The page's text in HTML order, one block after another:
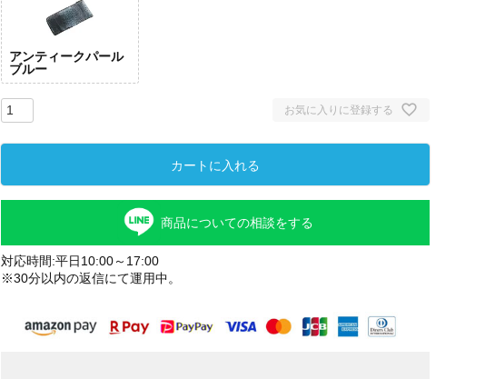
アンティークパール
ブルー
お気に入りに登録する
カートに入れる
商品についての相談をする
対応時間:平日10:00～17:00
※30分以内の返信にて運用中。